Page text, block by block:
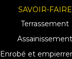
SAVOIR-FAIRE
Terrassement
Assainissement
Enrobé et